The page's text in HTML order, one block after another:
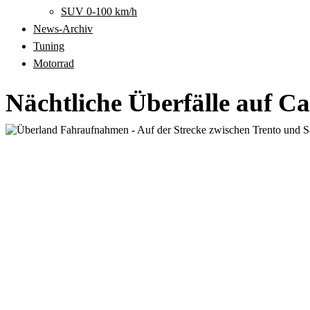
SUV 0-100 km/h
News-Archiv
Tuning
Motorrad
Nächtliche Überfälle auf